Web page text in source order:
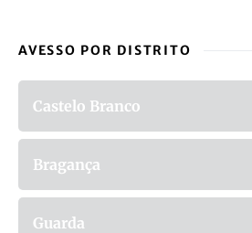
AVESSO POR DISTRITO
Castelo Branco
Bragança
Guarda